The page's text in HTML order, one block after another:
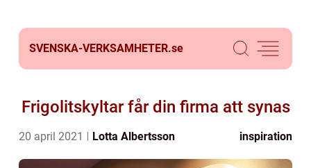
SVENSKA-VERKSAMHETER.se
Frigolitskyltar får din firma att synas
20 april 2021 Lotta Albertsson inspiration